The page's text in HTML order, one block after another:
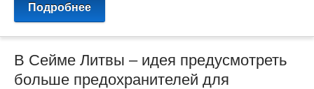
Подробнее
В Cейме Литвы – идея предусмотреть
больше предохранителей для